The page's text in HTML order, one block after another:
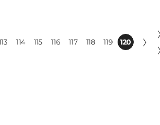
114 115 116 117 118 119 120 〉